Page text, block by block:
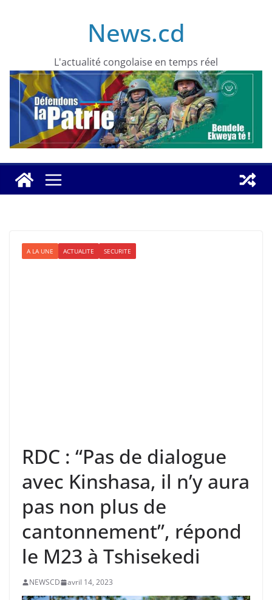
News.cd
L'actualité congolaise en temps réel
A LA UNE ACTUALITE SECURITE
RDC : “Pas de dialogue
avec Kinshasa, il n’y aura
pas non plus de
cantonnement”, répond
le M23 à Tshisekedi
NEWSCD avril 14, 2023